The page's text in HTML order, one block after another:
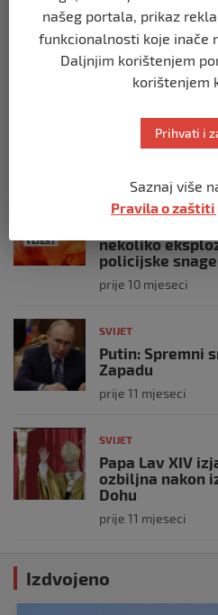
posade
prije 10 mjeseci
i uplovio u
vijori zastavu
SVIJET
nekoliko
policijske
prije 10 mjeseci
SVIJET
Putin: Spremni
Zapadu
prije 11 mjeseci
SVIJET
Papa Lav XIV
ozbiljna nakon
Dohu
prije 11 mjeseci
Izdvojeno
našeg portala, prikaz
funkcionalnosti koje inače
Daljnjim korištenjem
korištenjem
Prihvati i
Saznaj više
Pravila o